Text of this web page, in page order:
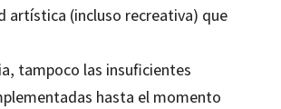
artística (incluso recreativa) que
tampoco las insuficientes
hasta el momento